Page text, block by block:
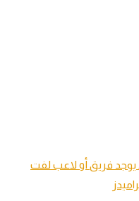
يوجد فريق أو لاعب لفت